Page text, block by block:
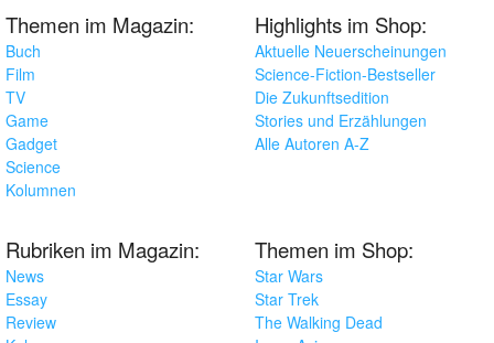
Themen im Magazin:
Buch
Film
TV
Game
Gadget
Science
Kolumnen
Highlights im Shop:
Aktuelle Neuerscheinungen
Science-Fiction-Bestseller
Die Zukunftsedition
Stories und Erzählungen
Alle Autoren A-Z
Rubriken im Magazin:
News
Essay
Review
Themen im Shop:
Star Wars
Star Trek
The Walking Dead